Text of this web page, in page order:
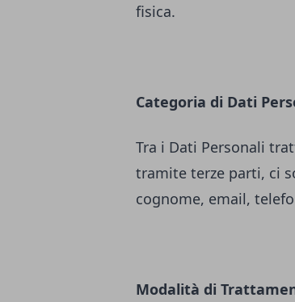
fisica.
Categoria di Dati
Tra i Dati Personali
tramite terze parti, ci
cognome, email,
Modalità di